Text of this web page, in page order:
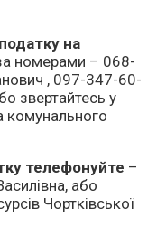
на
номерами – 068-
, 097-347-60-
звертайтесь у
комунального
телефонуйте –
або
Чортківської